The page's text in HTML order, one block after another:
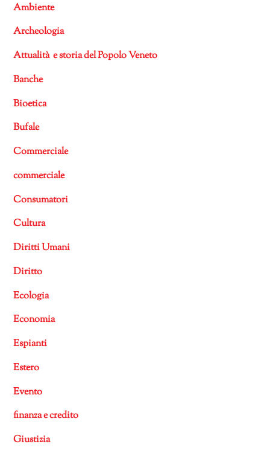
Ambiente
Archeologia
Attualità e storia del Popolo Veneto
Banche
Bioetica
Bufale
Commerciale
commerciale
Consumatori
Cultura
Diritti Umani
Diritto
Ecologia
Economia
Espianti
Estero
Evento
finanza e credito
Giustizia